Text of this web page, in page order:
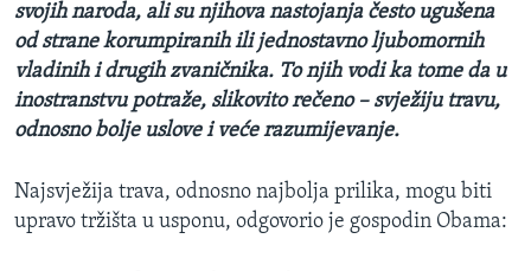
svojih naroda, ali su njihova nastojanja često ugušena
od strane korumpiranih ili jednostavno ljubomornih
vladinih i drugih zvaničnika. To njih vodi ka tome da u
inostranstvu potraže, slikovito rečeno – svježiju travu,
odnosno bolje uslove i veće razumijevanje.
Najsvježija trava, odnosno najbolja prilika, mogu biti
upravo tržišta u usponu, odgovorio je gospodin Obama: